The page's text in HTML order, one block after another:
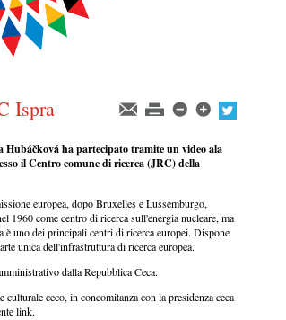
Ispra
ha partecipato tramite un video ala
il Centro comune di ricerca (JRC) della
europea, dopo Bruxelles e Lussemburgo,
1960 come centro di ricerca sull'energia nucleare, ma
uno dei principali centri di ricerca europei. Dispone
unica dell'infrastruttura di ricerca europea.
dalla Repubblica Ceca.
ceco, in concomitanza con la presidenza ceca
link.